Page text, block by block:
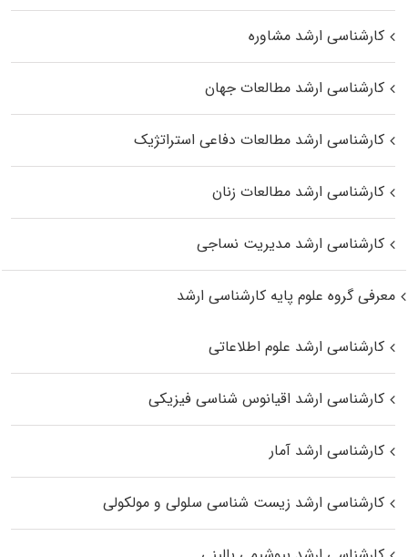
کارشناسی ارشد مشاوره
کارشناسی ارشد مطالعات جهان
کارشناسی ارشد مطالعات دفاعی استراتژیک
کارشناسی ارشد مطالعات زنان
کارشناسی ارشد مدیریت نساجی
معرفی گروه علوم پایه کارشناسی ارشد
کارشناسی ارشد علوم اطلاعاتی
کارشناسی ارشد اقیانوس‌ شناسی فیزیکی
کارشناسی ارشد آمار
کارشناسی ارشد زیست شناسی سلولی و مولکولی